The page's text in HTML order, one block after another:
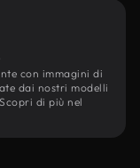
con immagini di
dai nostri modelli
di più nel